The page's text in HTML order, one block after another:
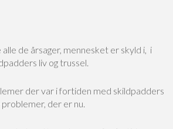
de årsager, mennesket er skyld i, i
liv og trussel.
der var i fortiden med skildpadders
der er nu.